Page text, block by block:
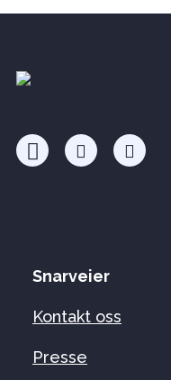
Snarveier
Kontakt oss
Presse